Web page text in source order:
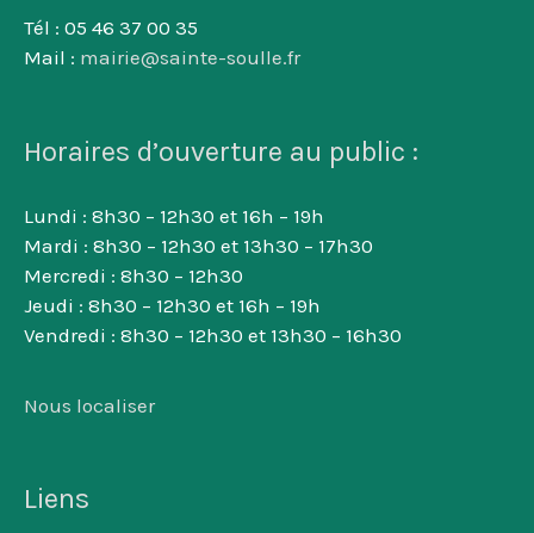
Tél : 05 46 37 00 35
Mail : mairie@sainte-soulle.fr
Horaires d’ouverture au public :
Lundi : 8h30 – 12h30 et 16h – 19h
Mardi : 8h30 – 12h30 et 13h30 – 17h30
Mercredi : 8h30 – 12h30
Jeudi : 8h30 – 12h30 et 16h – 19h
Vendredi : 8h30 – 12h30 et 13h30 – 16h30
Nous localiser
Liens